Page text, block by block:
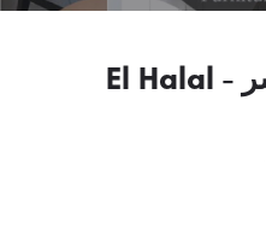
الحلال أوفيس فرنتشر - El Halal